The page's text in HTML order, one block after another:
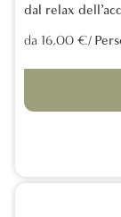
dal relax
da 16,00 €/